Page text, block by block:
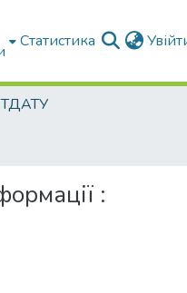
Статистика
ТДАТУ
: